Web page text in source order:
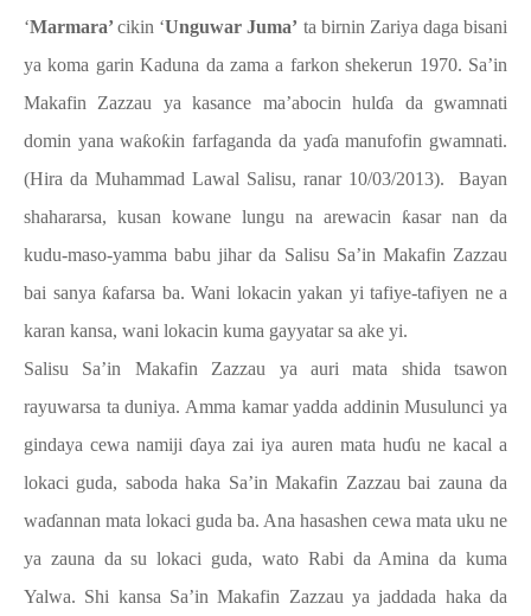
‘Marmara’cikin ‘Unguwar Juma’ ta birnin Zariya daga bisani
ya koma garin Kaduna da zama a farkon shekerun 1970. Sa’in
Makafin Zazzau ya kasance ma’abocin hulɗa da gwamnati
domin yana waƙoƙin farfaganda da yaɗa manufofin gwamnati.
(Hira da Muhammad Lawal Salisu, ranar 10/03/2013).
Bayan
shahararsa, kusan kowane lungu na arewacin ƙasar nan da
kudu-maso-yamma babu jihar da Salisu Sa’in Makafin Zazzau
bai sanya ƙafarsa ba. Wani lokacin yakan yi tafiye-tafiyen ne a
karan kansa, wani lokacin kuma gayyatar sa ake yi.
Salisu Sa’in Makafin Zazzau ya auri mata shida tsawon
rayuwarsa ta duniya. Amma kamar yadda addinin Musulunci ya
gindaya cewa namijiɗaya zai iya auren mata huɗu ne kacal a
lokaci guda, saboda haka Sa’in Makafin Zazzau bai zauna da
waɗannan mata lokaci guda ba. Ana hasashen cewa mata uku ne
ya zauna da su lokaci guda, wato Rabi da Amina da kuma
Yalwa. Shi kansa Sa’in Makafin Zazzau ya jaddada haka da